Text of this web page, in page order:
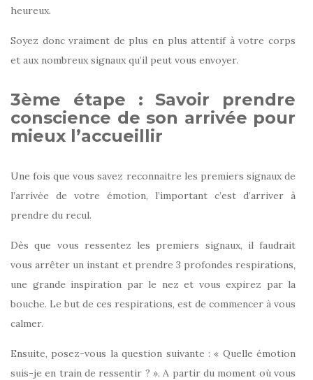
heureux.
Soyez donc vraiment de plus en plus attentif à votre corps
et aux nombreux signaux qu’il peut vous envoyer.
3ème étape : Savoir prendre
conscience de son arrivée pour
mieux l’accueillir
Une fois que vous savez reconnaitre les premiers signaux de
l’arrivée de votre émotion, l’important c’est d’arriver à
prendre du recul.
Dès que vous ressentez les premiers signaux, il faudrait
vous arrêter un instant et prendre 3 profondes respirations,
une grande inspiration par le nez et vous expirez par la
bouche. Le but de ces respirations, est de commencer à vous
calmer.
Ensuite, posez-vous la question suivante : « Quelle émotion
suis-je en train de ressentir ? ». A partir du moment où vous